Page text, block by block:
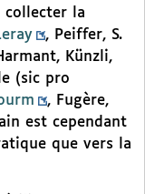
collecter la
, Peiffer, S.
Künzli,
(sic pro
, Fugère,
est cependant
que vers la